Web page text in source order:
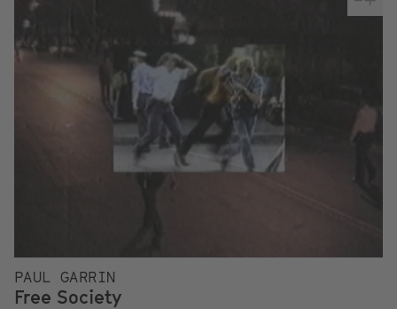
PAUL GARRIN
Free Society